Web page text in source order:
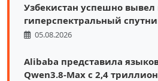
Узбекистан успешно вывел
гиперспектральный
05.08.2026
Alibaba представила
Qwen3.8-Max с 2,4